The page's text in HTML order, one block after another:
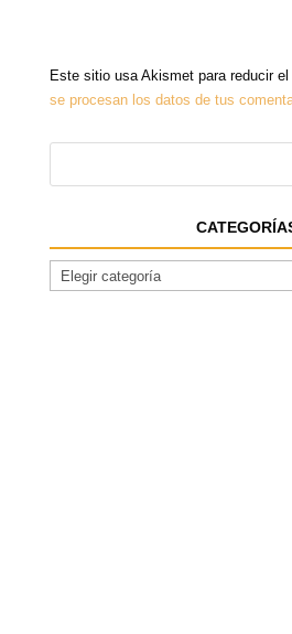
Este sitio usa Akismet para reducir el
se procesan los datos de tus